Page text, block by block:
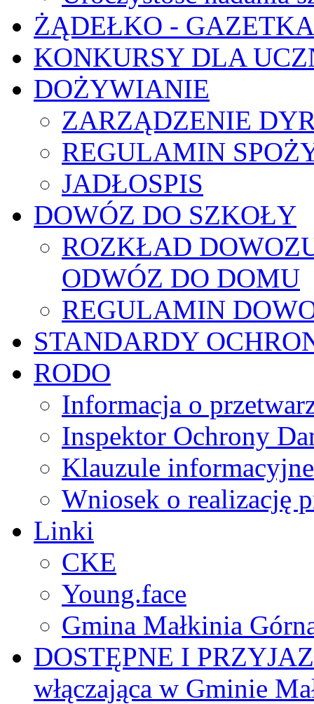
ŻĄDEŁKO -
KONKURSY DLA
DOŻYWIANIE
ZARZĄDZENIE
REGULAMIN
JADŁOSPIS
DOWÓZ DO SZKOŁY
ROZKŁAD
ODWÓZ DO DOMU
REGULAMIN
STANDARDY
RODO
Informacja o
Inspektor Ochrony
Klauzule informacyjne
Wniosek o realizację
Linki
CKE
Young.face
Gmina Małkinia
DOSTĘPNE I
włączająca w Gminie